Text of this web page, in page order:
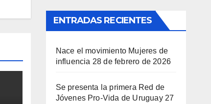
ENTRADAS RECIENTES
Nace el movimiento Mujeres de
influencia 28 de febrero de 2026
Se presenta la primera Red de
Jóvenes Pro-Vida de Uruguay 27